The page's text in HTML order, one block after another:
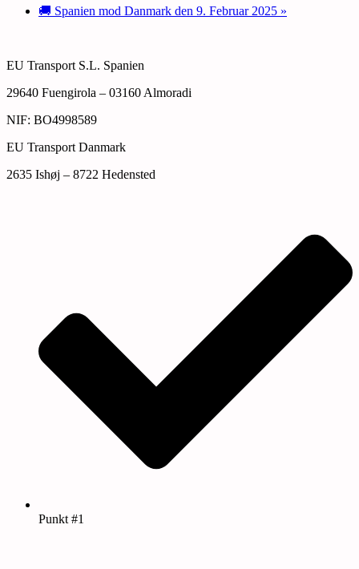
🚚 Spanien mod Danmark den 9. Februar 2025 »
EU Transport S.L. Spanien
29640 Fuengirola – 03160 Almoradi
NIF: BO4998589
EU Transport Danmark
2635 Ishøj – 8722 Hedensted
Punkt #1